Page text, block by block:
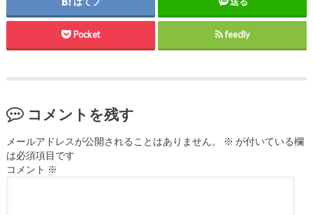
Pocket feedly
コメントを残す
メールアドレスが公開されることはありません。 ※ が付いている欄
は必須項目です
コメント ※